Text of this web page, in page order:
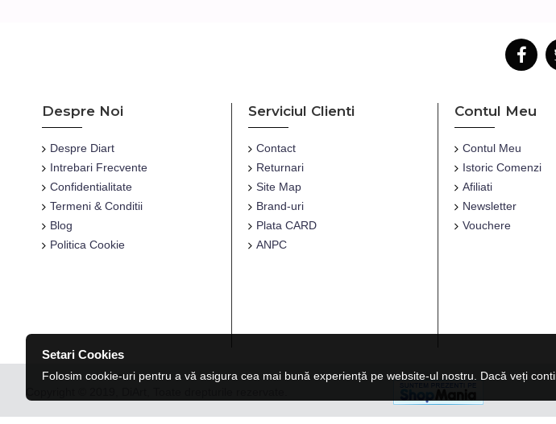
Despre Noi
Despre Diart
Intrebari Frecvente
Confidentialitate
Termeni & Conditii
Blog
Politica Cookie
Serviciul Clienti
Contact
Returnari
Site Map
Brand-uri
Plata CARD
ANPC
Contul Meu
Contul Meu
Istoric Comenzi
Afiliati
Newsletter
Vouchere
Setari Cookies
Folosim cookie-uri pentru a vă asigura cea mai bună experiență pe website-ul nostru. Dacă veți